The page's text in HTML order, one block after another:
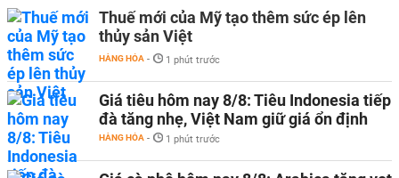
Thuế mới của Mỹ tạo thêm sức ép lên
thủy sản Việt
HÀNG HÓA - 1 phút trước
Giá tiêu hôm nay 8/8: Tiêu Indonesia tiếp
đà tăng nhẹ, Việt Nam giữ giá ổn định
HÀNG HÓA - 1 phút trước